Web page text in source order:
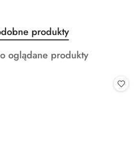
produkty
oglądane produkty